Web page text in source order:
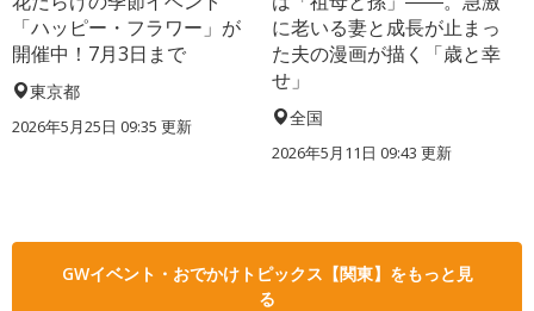
「ハッピー・フラワー」が
開催中！7月3日まで
東京都
2026年5月25日 09:35 更新
に老いる妻と成長が止まっ
た夫の漫画が描く「歳と幸
せ」
全国
2026年5月11日 09:43 更新
GWイベント・おでかけトピックス【関東】をもっと見
る